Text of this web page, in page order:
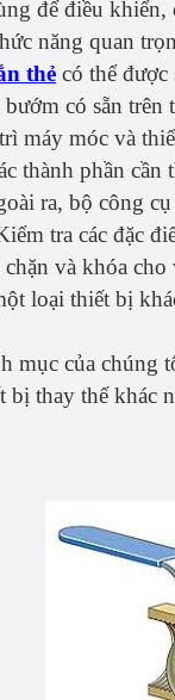
để điều
năng quan
thẻ có thể được
có sẵn
máy móc và
thành phần
ra, bộ công
tra các đặc
và khóa
loại thiết bị
mục của
bị thay thế khác